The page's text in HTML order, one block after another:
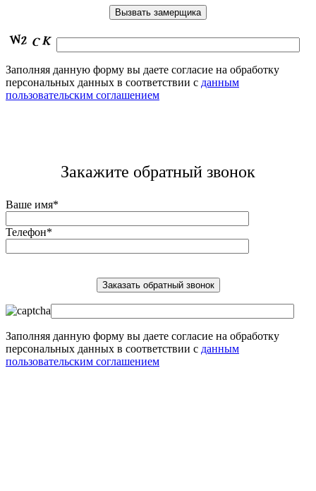
Заполняя данную форму вы даете согласие на обработку
персональных данных в соответствии с данным
пользовательским соглашением
Закажите обратный звонок
Ваше имя*
Телефон*
Заполняя данную форму вы даете согласие на обработку
персональных данных в соответствии с данным
пользовательским соглашением